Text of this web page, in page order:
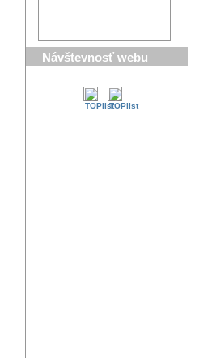
Návštevnosť webu